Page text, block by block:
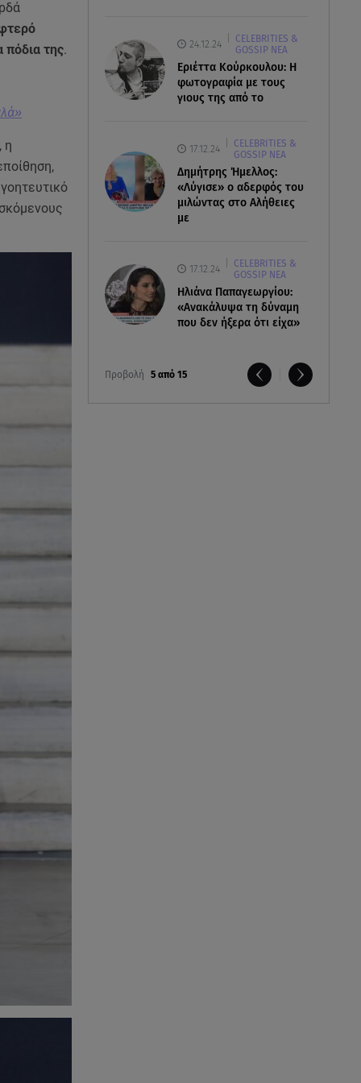
24.12.24
CELEBRITIES &
GOSSIP ΝΕΑ
Εριέττα Κούρκουλου: Η
φωτογραφία με τους
γιους της από το
17.12.24
CELEBRITIES &
GOSSIP ΝΕΑ
Δημήτρης Ήμελλος:
«Λύγισε» ο αδερφός του
μιλώντας στο Αλήθειες
με
17.12.24
CELEBRITIES &
GOSSIP ΝΕΑ
Ηλιάνα Παπαγεωργίου:
«Ανακάλυψα τη δύναμη
που δεν ήξερα ότι είχα»
Προβολή 5 από 15
πόδια της.
η